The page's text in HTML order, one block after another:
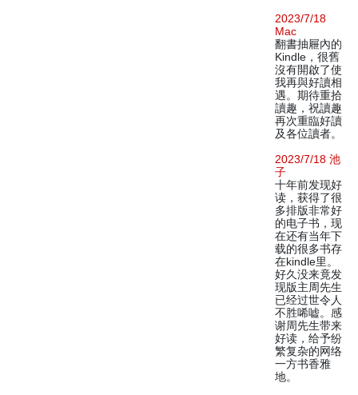
2023/7/18
Mac
翻書抽屜內的
Kindle，很舊
沒有開啟了使
我再與好讀相
遇。期待重拾
讀趣，祝讀趣
再次重臨好讀
及各位讀者。
2023/7/18 池
子
十年前发现好
读，获得了很
多排版非常好
的电子书，现
在还有当年下
载的很多书存
在kindle里。
好久没来竟发
现版主周先生
已经过世令人
不胜唏嘘。感
谢周先生带来
好读，给予纷
繁复杂的网络
一方书香雅
地。